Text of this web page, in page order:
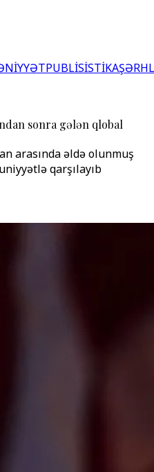
PUBLİSİSTİKA
sonra gələn qlobal
arasında əldə olunmuş
qarşılayıb